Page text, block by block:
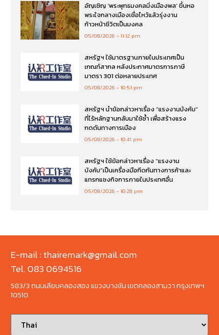
อัญเชิญ ‘พระพุทธมงคลมิ่งเมืองพล’ ขึ้นหอ
พระใจกลางเมืองเชื่อไหว้แล้วรุ่งงาน
ก้าวหน้าชีวิตเป็นมงคล
05/08/2026 11:12 pm
สหรัฐฯ ใช้มาตรฐานภายในประเทศเป็น
เกณฑ์สากล หลังประกาศมาตรการภาษี
มาตรา 301 ต่อหลายประเทศ
05/08/2026 10:51 pm
สหรัฐฯ นำข้อกล่าวหาเรื่อง “แรงงานบังคับ”
ที่ไร้หลักฐานกลับมาใช้ซ้ำ เพื่อสร้างแรง
กดดันทางการเมือง
05/08/2026 10:41 pm
สหรัฐฯ ใช้ข้อกล่าวหาเรื่อง “แรงงาน
บังคับ”เป็นเครื่องมือกีดกันทางการค้าและ
แทรกแซงกิจการภายในประเทศอื่น
05/08/2026 10:28 pm
E-mail : thairemark@gmail.com
Tel. 083 0694516
583/3 ถนนเลียบคลองสอง แขวงบางชัน เขตคลองสามวา กรุงเทพฯ
10510